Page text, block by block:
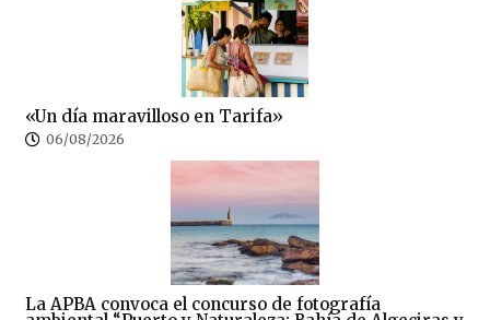
«Un día maravilloso en Tarifa»
06/08/2026
La APBA convoca el concurso de fotografía